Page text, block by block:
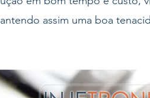
assim uma boa